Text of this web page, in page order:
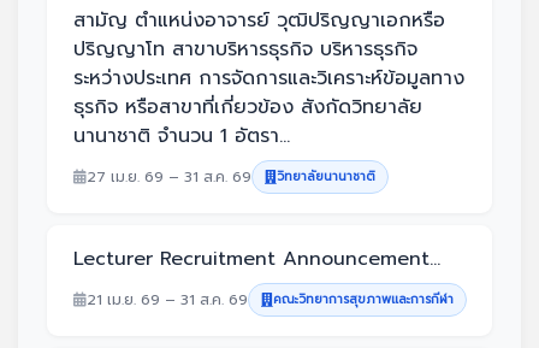
สามัญ ตำแหน่งอาจารย์ วุฒิปริญญาเอกหรือ
ปริญญาโท สาขาบริหารธุรกิจ บริหารธุรกิจ
ระหว่างประเทศ การจัดการและวิเคราะห์ข้อมูลทาง
ธุรกิจ หรือสาขาที่เกี่ยวข้อง สังกัดวิทยาลัย
นานาชาติ จำนวน 1 อัตรา...
27 เม.ย. 69 – 31 ส.ค. 69 วิทยาลัยนานาชาติ
Lecturer Recruitment Announcement...
21 เม.ย. 69 – 31 ส.ค. 69 คณะวิทยาการสุขภาพและการกีฬา